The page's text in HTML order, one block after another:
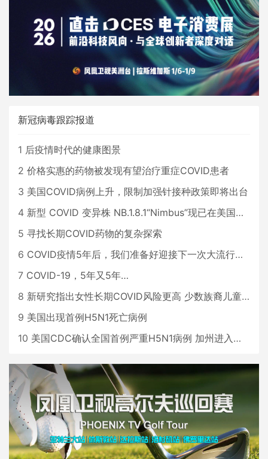
新冠病毒跟踪报道
1 后疫情时代的健康图景
2 价格实惠的药物被发现有望治疗重症COVID患者
3 美国COVID病例上升，限制加强针接种政策即将出台
4 新型 COVID 变异株 NB.1.8.1“Nimbus”现已在美国占据主导地位
5 寻找长期COVID药物的复杂探索
6 COVID疫情5年后，我们准备好迎接下一次大流行了吗？
7 COVID-19，5年又5年…
8 新研究指出女性长期COVID风险更高 少数族裔儿童存在差异
9 美国出现首例H5N1死亡病例
10 美国CDC确认全国首例严重H5N1病例 加州进入紧急状态